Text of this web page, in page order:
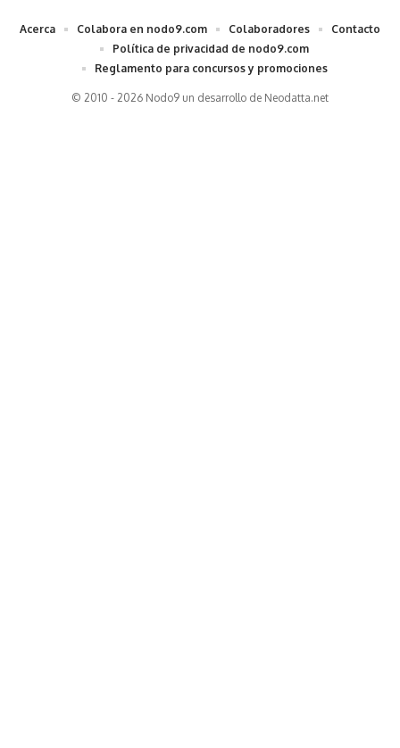
© 2010 - 2026 Nodo9 un desarrollo de Neodatta.net
Acerca Colabora en nodo9.com Colaboradores
Contacto
Política de privacidad de nodo9.com
Reglamento para concursos y promociones